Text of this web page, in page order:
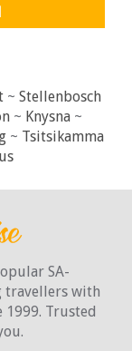
~ Stellenbosch
~ Knysna ~
~ Tsitsikamma
SA-
travellers with
Trusted